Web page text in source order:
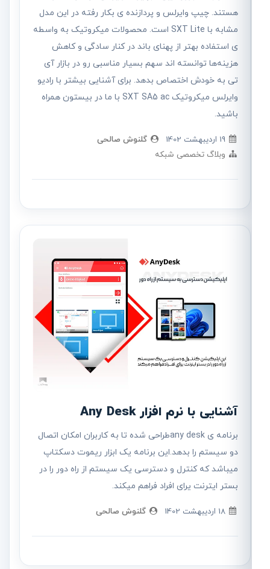
هستند. چیپ وایرلس و پردازنده ی بکار رفته در این مدل
مشابه با SXT Lite است. محصولات میکروتیک به واسطه
ی استفاده بهتر از پهنای باند در کنار سادگی و کاهش
هزینه‌ها توانسته اند سهم بسیار مناسبی رو در بازار آی
تی به خودش اختصاص بدهد. برای آشنایی بیشتر با رادیو
وایرلس میکروتیک SXT SA5 ac با ما در بیستون همراه
باشید.
19 ارديبهشت 1402
گلنوش صالحی
وبلاگ تخصصی شبکه
آشنایی با نرم افزار Any Desk
برنامه ی any deskطراحی شده تا به کاربران امکان اتصال
دو سیستم را بدهد.این برنامه یک ابزار ریموت دسکتاپ
میباشد که کنترل و دسترسی یک سیستم از راه دور را در
بستر ایترنت یرای افراد فراهم میکند.
18 ارديبهشت 1402 گلنوش صالحی